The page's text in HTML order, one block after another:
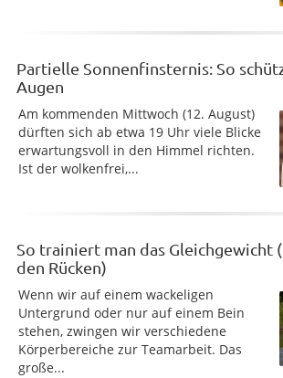
Partielle Sonnenfinsternis: So
Augen
Am kommenden Mittwoch (12. August)
dürften sich ab etwa 19 Uhr viele Blicke
erwartungsvoll in den Himmel richten.
Ist der wolkenfrei,...
So trainiert man das Gleichgewicht
den Rücken)
Wenn wir auf einem wackeligen
Untergrund oder nur auf einem Bein
stehen, zwingen wir verschiedene
Körperbereiche zur Teamarbeit. Das
große...